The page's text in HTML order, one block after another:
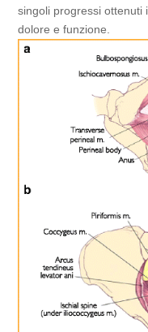
singoli progressi ottenuti
dolore e funzione.